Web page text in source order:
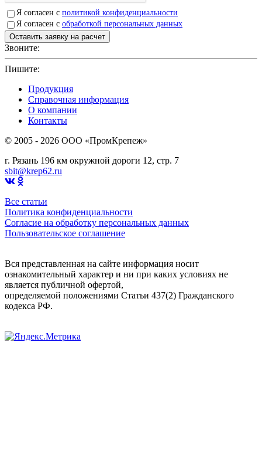
Я согласен с политикой конфиденциальности
Я согласен с обработкой персональных данных
Звоните:
Пишите:
Продукция
Справочная информация
О компании
Контакты
© 2005 - 2026 OOO «ПромКрепеж»
г. Рязань 196 км окружной дороги 12, стр. 7
sbit@krep62.ru
Все статьи
Политика конфиденциальности
Согласие на обработку персональных данных
Пользовательское соглашение
Вся представленная на сайте информация носит
ознакомительный характер и ни при каких условиях не
является публичной офертой,
определяемой положениями Статьи 437(2) Гражданского
кодекса РФ.